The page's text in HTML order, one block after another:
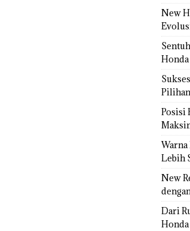
New
Posisi
Lebih
New
Dari
Honda